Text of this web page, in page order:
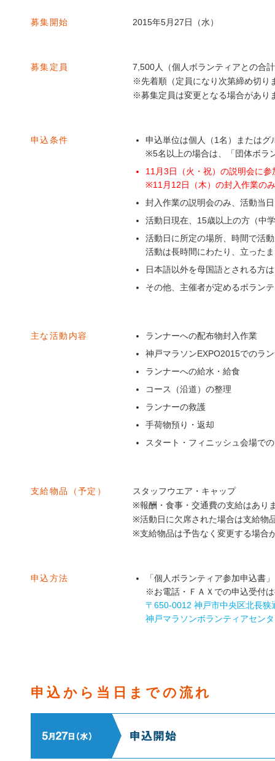
募集開始 2015年5月27日（水）
募集定員
7,500人（個人ボランティアとの合
※先着順（定員になり次第締め切り
※募集定員は変更となる場合があり
申込条件
申込単位は個人（1名）またはグ
※5名以上の場合は、「団体ボラ
11月3日（火・祝）の説明会に
※11月12日（木）の封入作業の
封入作業の説明会のみ、活動当
活動日現在、15歳以上の方（中
活動日に所定の場所、時間で活
活動は長時間にわたり、立った
日本語以外を母国語とされる方
その他、主催者が定めるボラン
主な活動内容
ランナーへの配布物封入作業
神戸マラソンEXPO2015でのラ
ランナーへの給水・給食
コース（沿道）の整理
ランナーの救護
手荷物預り・返却
スタート・フィニッシュ会場で
支給物品（予定）
スタッフウエア・キャップ
※報酬・食事・交通費の支給はあり
※活動日に欠席された場合は支給物
※支給物品は予告なく変更する場合
申込方法
「個人ボランティア参加申込書
※お電話・ＦＡＸでの申込受付
〒650-0012 神戸市中央区北長
神戸マラソンボランティアセン
申込から当日までの流れ